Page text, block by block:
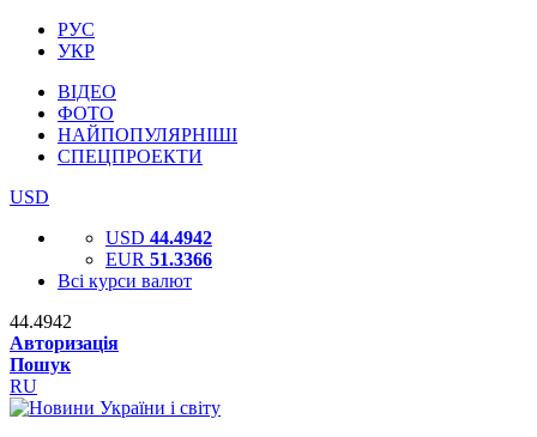
РУС
УКР
ВІДЕО
ФОТО
НАЙПОПУЛЯРНІШІ
СПЕЦПРОЕКТИ
USD
USD 44.4942
EUR 51.3366
Всі курси валют
44.4942
Авторизація
Пошук
RU